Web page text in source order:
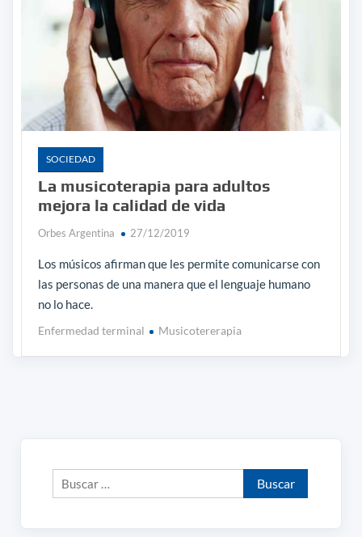
SOCIEDAD
La musicoterapia para adultos
mejora la calidad de vida
Orbes Argentina 27/12/2019
Los músicos afirman que les permite comunicarse con
las personas de una manera que el lenguaje humano
no lo hace.
Enfermedad terminal Musicotererapia
Buscar: